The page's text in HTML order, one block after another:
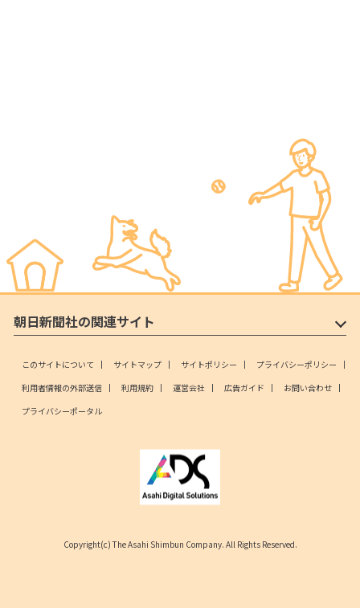
朝日新聞社の関連サイト
このサイトについて サイトマップ サイトポリシー
プライバシーポリシー
利用者情報の外部送信
利用規約 運営会社 広告ガイド
お問い合わせ
プライバシーポータル
Copyright(c) The Asahi Shimbun Company. All Rights Reserved.